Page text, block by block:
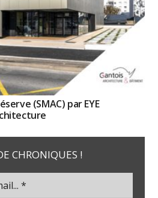
(SMAC) par EYE
CHRONIQUES !